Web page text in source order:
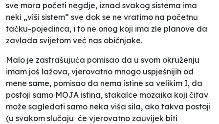
sve mora početi negdje, iznad svakog sistema ima
neki „viši sistem“ sve dok se ne vratimo na početnu
tačku-pojedinca, i to ne onog koji ima zle planove da
zavlada svijetom već nas običnjake.
Malo je zastrašujuća pomisao da u svom okruženju
imam još lažova, vjerovatno mnogo uspješnijih od
mene same, pomisao da nema istine sa velikim I, da
postoji samo MOJA istina, stakalce mozaika koji čitav
može sagledati samo neka viša sila, ako takva postoji
(u svakom slučaju će vjerovatno zauvijek biti